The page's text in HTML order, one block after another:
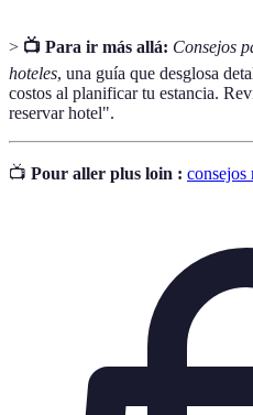
> 📺 Para ir más allá: Consejos
hoteles, una guía que desglosa
costos al planificar tu estancia.
reservar hotel".
📺 Pour aller plus loin : consejos